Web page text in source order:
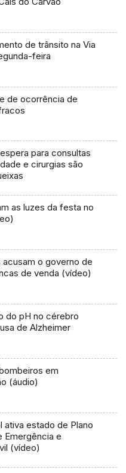
de trânsito na Via
feira
de ocorrência de
para consultas
e cirurgias são
as luzes da festa no
acusam o governo de
de venda (vídeo)
do pH no cérebro
de Alzheimer
em
(áudio)
ativa estado de Plano
Emergência e
(vídeo)